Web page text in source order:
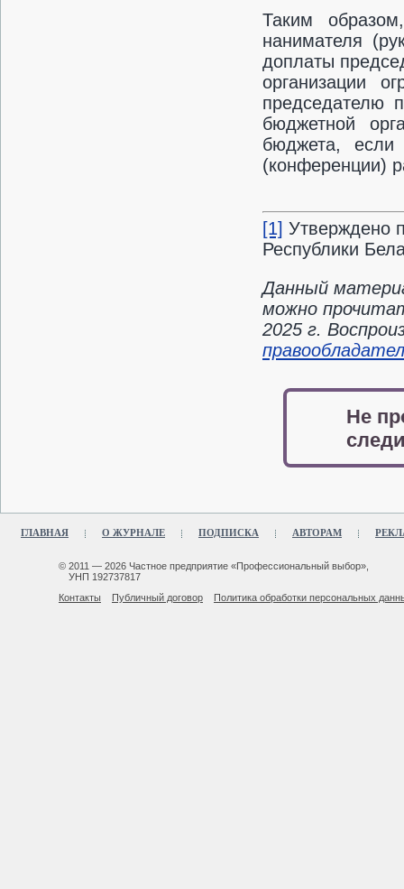
Таким
нанимателя
доплаты
организации
председателю
бюджетной
бюджета,
(конференции)
[1] Утверждено
Республики
Данный
можно
2025 г.
Не
ГЛАВНАЯ О ЖУРНАЛЕ ПОДПИСКА АВТОРАМ
© 2011 — 2026 Частное предприятие «Профессиональный выбор»,
УНП 192737817
Контакты
Публичный договор Политика обработки персональных